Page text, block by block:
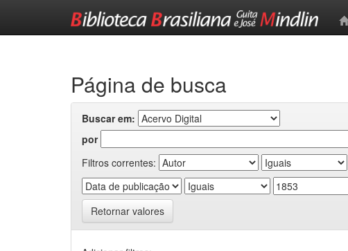
Página de busca
Buscar em:
por
Filtros correntes:
Retornar valores